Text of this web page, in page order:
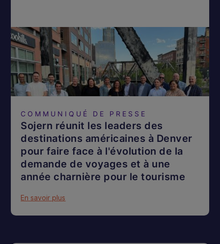
COMMUNIQUÉ DE PRESSE
Sojern réunit les leaders des
destinations américaines à Denver
pour faire face à l'évolution de la
demande de voyages et à une
année charnière pour le tourisme
En savoir plus